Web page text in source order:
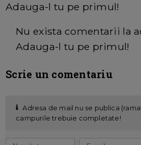
Adauga-l tu pe primul!
Nu exista comentarii la
Adauga-l tu pe primul!
Scrie un comentariu
Adresa de mail nu se publica
campurile trebuie completate!